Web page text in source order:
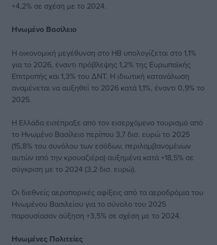
+4,2% σε σχέση με το 2024.
Ηνωμένο Βασίλειο
Η οικονομική μεγέθυνση στο ΗΒ υπολογίζεται στο 1,1%
για το 2026, έναντι πρόβλεψης 1,2% της Ευρωπαϊκής
Επιτροπής και 1,3% του ΔΝΤ. Η ιδιωτική κατανάλωση
αναμένεται να αυξηθεί το 2026 κατά 1,1%, έναντι 0,9% το
2025.
Η Ελλάδα εισέπραξε από τον εισερχόμενο τουρισμό από
το Ηνωμένο Βασίλειο περίπου 3,7 δισ. ευρώ το 2025
(15,8% του συνόλου των εσόδων, περιλαμβανομένων
αυτών από την κρουαζιέρα) αυξημένα κατά +18,5% σε
σύγκριση με το 2024 (3,2 δισ. ευρώ).
Οι διεθνείς αεροπορικές αφίξεις από τα αεροδρόμια του
Ηνωμένου Βασιλείου για το σύνολο του 2025
παρουσίασαν αύξηση +3,5% σε σχέση με το 2024.
Ηνωμένες Πολιτείες